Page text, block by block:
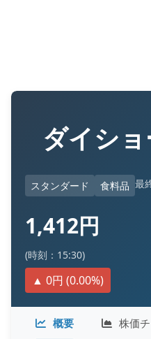
ダイシ
スタンダード 食料品 最
1,412円
(時刻：15:30)
▲ 0円 (0.00%)
概要 株価